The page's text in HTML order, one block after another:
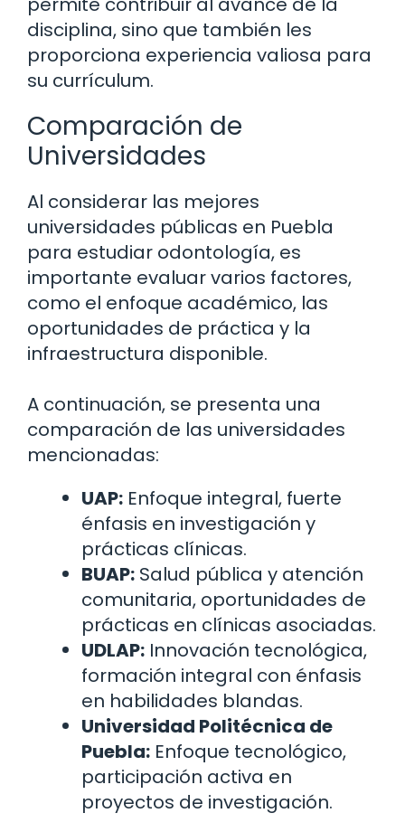
disciplina, sino que también les
proporciona experiencia valiosa para
su currículum.
Comparación de
Universidades
Al considerar las mejores
universidades públicas en Puebla
para estudiar odontología, es
importante evaluar varios factores,
como el enfoque académico, las
oportunidades de práctica y la
infraestructura disponible.
A continuación, se presenta una
comparación de las universidades
mencionadas:
UAP: Enfoque integral, fuerte
énfasis en investigación y
prácticas clínicas.
BUAP: Salud pública y atención
comunitaria, oportunidades de
prácticas en clínicas asociadas.
UDLAP: Innovación tecnológica,
formación integral con énfasis
en habilidades blandas.
Universidad Politécnica de
Puebla: Enfoque tecnológico,
participación activa en
proyectos de investigación.